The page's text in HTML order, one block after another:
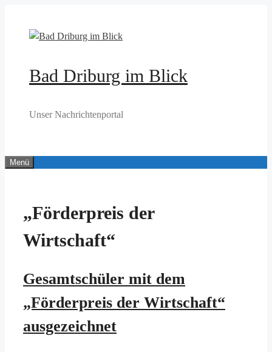
springen
Bad Driburg im Blick
Unser Nachrichtenportal
Menü
„Förderpreis der
Wirtschaft“
Gesamtschüler mit dem
„Förderpreis der Wirtschaft“
ausgezeichnet